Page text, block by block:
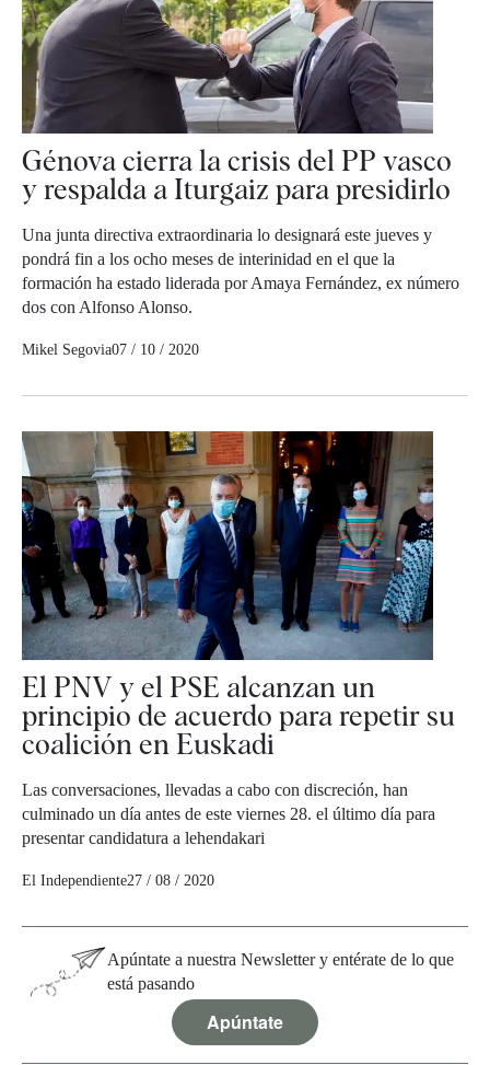
Génova cierra la crisis del PP vasco
y respalda a Iturgaiz para presidirlo
Una junta directiva extraordinaria lo designará este jueves y
pondrá fin a los ocho meses de interinidad en el que la
formación ha estado liderada por Amaya Fernández, ex número
dos con Alfonso Alonso.
Mikel Segovia07 / 10 / 2020
El PNV y el PSE alcanzan un
principio de acuerdo para repetir su
coalición en Euskadi
Las conversaciones, llevadas a cabo con discreción, han
culminado un día antes de este viernes 28. el último día para
presentar candidatura a lehendakari
El Independiente27 / 08 / 2020
Apúntate a nuestra Newsletter y entérate de lo que
está pasando
Apúntate